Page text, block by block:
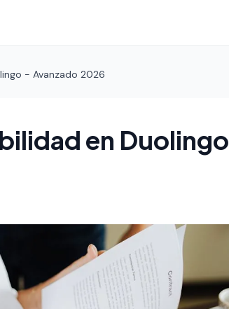
- Avanzado 2026
en Duolingo